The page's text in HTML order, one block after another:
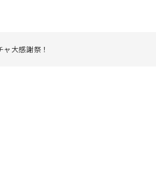
大感謝祭！